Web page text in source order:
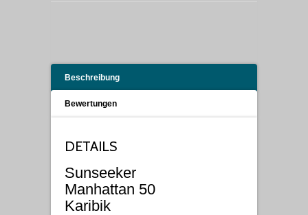
Beschreibung
Bewertungen
DETAILS
Sunseeker
Manhattan 50
Karibik